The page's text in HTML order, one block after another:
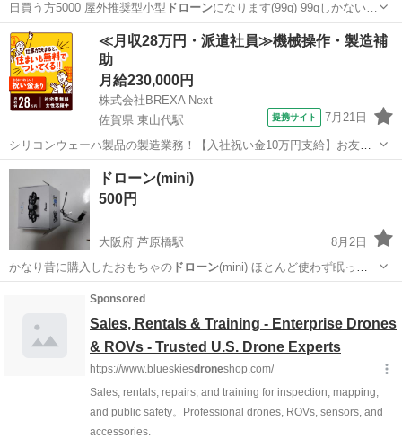
日買う方5000 屋外推奨型小型 ドローンになります(99g) 99gしかない…
沖縄 豊見城市 てだこ浦西駅 ラジコン
≪月収28万円・派遣社員≫機械操作・製造補
助
月給230,000円
株式会社BREXA Next
佐賀県 東山代駅
提携サイト 7月21日
シリコンウェーハ製品の製造業務！【入社祝い金10万円支給】お友達
やカップルとの応募OK◎年間休日129日＆休出なしでプライベート充
実♪業務はクリーンルームで快適作業◎自社正社員登用制度あり★1食
300円～の格安食堂あり！《佐...
佐賀 伊万里市
ドローン(mini)
500円
大阪府 芦原橋駅
8月2日
かなり昔に購入したおもちゃのドローン(mini) ほとんど使わず眠って
い…